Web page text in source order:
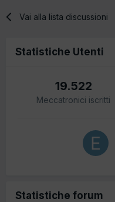
Vai alla lista discussioni
Statistiche Utenti
19.522
Meccatronici iscritti
Statistiche forum